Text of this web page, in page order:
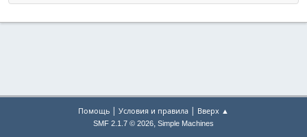
Помощь | Условия и правила | Вверх ▲
SMF 2.1.7 © 2026, Simple Machines